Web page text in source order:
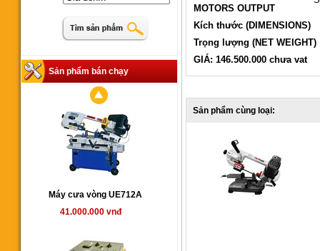
Sản phẩm bán chạy
Máy cưa vòng UE712A
41.000.000 vnđ
MOTORS OUTPUT
Kích thước (DIMENSIONS)
Trọng lượng (NET WEIGHT)
GIÁ: 146.500.000 chưa vat
Sản phẩm cùng loại: